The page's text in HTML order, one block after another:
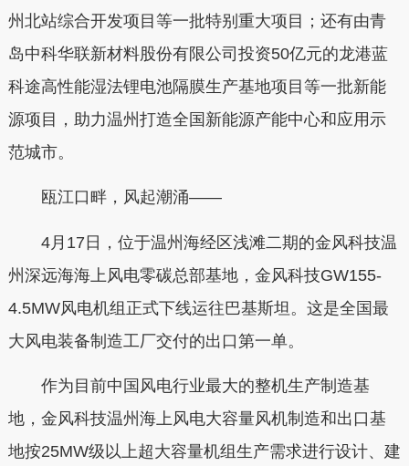
州北站综合开发项目等一批特别重大项目；还有由青
岛中科华联新材料股份有限公司投资50亿元的龙港蓝
科途高性能湿法锂电池隔膜生产基地项目等一批新能
源项目，助力温州打造全国新能源产能中心和应用示
范城市。
瓯江口畔，风起潮涌——
4月17日，位于温州海经区浅滩二期的金风科技温
州深远海海上风电零碳总部基地，金风科技GW155-
4.5MW风电机组正式下线运往巴基斯坦。这是全国最
大风电装备制造工厂交付的出口第一单。
作为目前中国风电行业最大的整机生产制造基
地，金风科技温州海上风电大容量风机制造和出口基
地按25MW级以上超大容量机组生产需求进行设计、建